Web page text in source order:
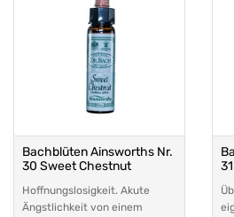
Bachblüten Ainsworths Nr.
30 Sweet Chestnut
Hoffnungslosigkeit. Akute
Ängstlichkeit von einem